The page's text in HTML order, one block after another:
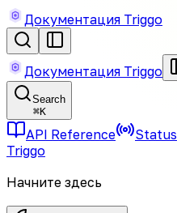
Документация Triggo
Документация Triggo
Search
⌘K
API Reference Status
Triggo
Начните здесь